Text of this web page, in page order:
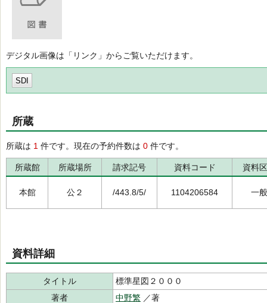
デジタル画像は「リンク」からご覧いただけます。
SDI
所蔵
所蔵は 1 件です。現在の予約件数は 0 件です。
所蔵館 所蔵場所 請求記号 資料コード 資料
本館 公２ /443.8/5/ 1104206584 一般
資料詳細
タイトル
標準星図２０００
著者
中野繁 ／著